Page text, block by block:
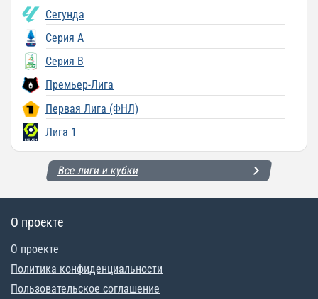
Сегунда
Серия A
Серия B
Премьер-Лига
Первая Лига (ФНЛ)
Лига 1
Все лиги и кубки
О проекте
О проекте
Политика конфиденциальности
Пользовательское соглашение